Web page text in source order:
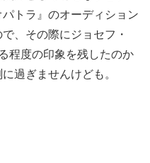
トラ』のオーディション
、その際にジョセフ・
程度の印象を残したのか
過ぎませんけども。